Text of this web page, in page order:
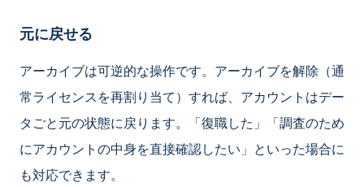
元に戻せる
アーカイブは可逆的な操作です。アーカイブを解除（通
常ライセンスを再割り当て）すれば、アカウントはデー
タごと元の状態に戻ります。「復職した」「調査のため
にアカウントの中身を直接確認したい」といった場合に
も対応できます。